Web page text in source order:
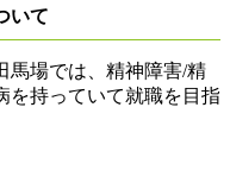
いて
馬場では、精神障害/精
を持っていて就職を目指